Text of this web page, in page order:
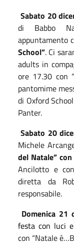
Sabato 20
di Babbo
appuntamento
School”. Ci
adults in
ore 17.30 con
pantomime
di Oxford
Panter.
Sabato 20
Michele
del Natale”
Ancilotto e
diretta da
responsabile.
Domenica 21
festa con luci
con “Natale